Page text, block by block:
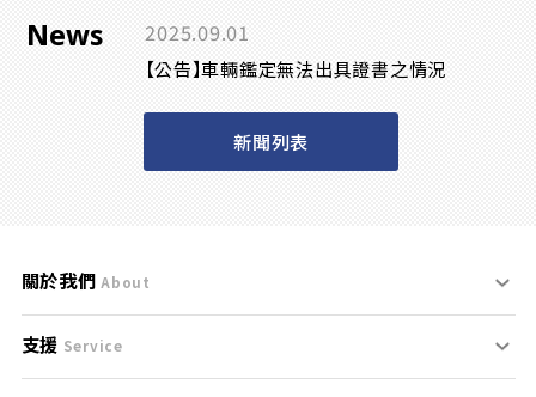
News 2025.09.01
【公告】車輛鑑定無法出具證書之情況
新聞列表
關於我們 About
刊登規範
支援 Service